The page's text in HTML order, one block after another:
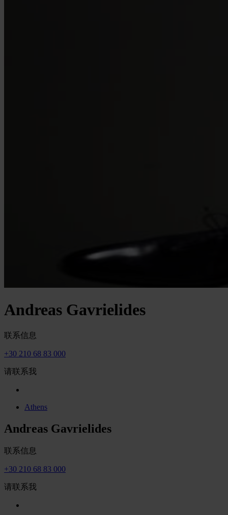
Andreas Gavrielides
联系信息
+30 210 68 83 000
请联系我
Athens
Andreas Gavrielides
联系信息
+30 210 68 83 000
请联系我